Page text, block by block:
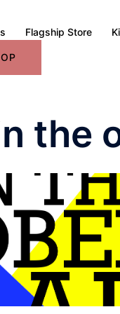
Flagship Store
the